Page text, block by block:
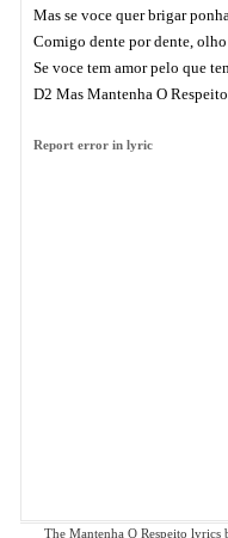
Mas se voce quer brigar
Comigo dente por dente,
Se voce tem amor pelo que
D2 Mas Mantenha O
Report error in lyric
The Mantenha O Respeito lyrics